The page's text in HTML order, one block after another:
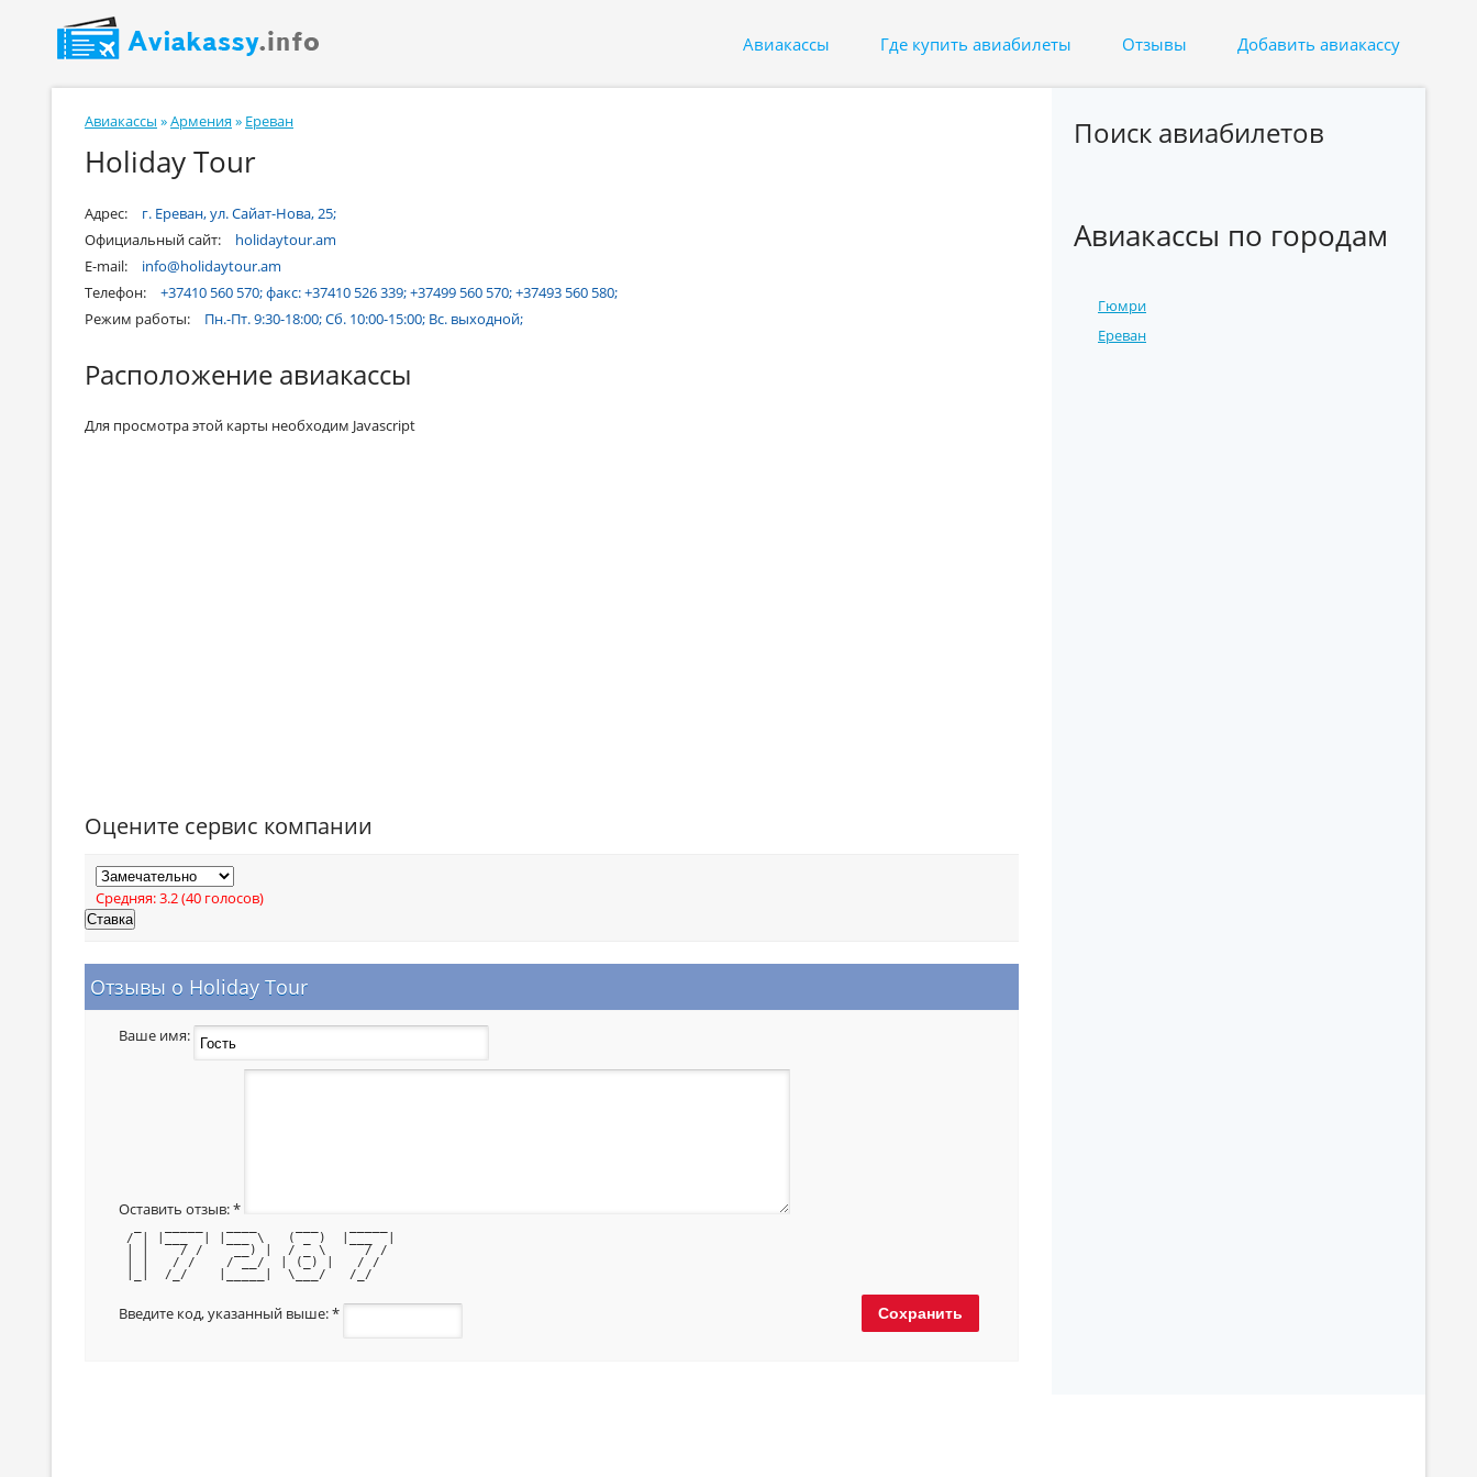
Авиакассы Где купить авиабилеты Отзывы Добавить авиакассу
Авиакассы »Армения» Ереван
Holiday Tour
Адрес:
г. Ереван, ул. Сайат-Нова, 25;
Официальный сайт:
holidaytour.am
E-mail:
info@holidaytour.am
Телефон:
+37410 560 570; факс: +37410 526 339; +37499 560 570; +37493 560 580;
Режим работы:
Пн.-Пт. 9:30-18:00; Сб. 10:00-15:00; Вс. выходной;
Расположение авиакассы
Для просмотра этой карты необходим Javascript
Оцените сервис компании
Средняя:3.2(40 голосов)
Отзывы о Holiday Tour
Ваше имя:
Оставить отзыв:*
/ | |___  | |___ \   ( _ )  |___  |
| |    / /    __) |  / _ \     / /
| |   / /    / __/  | (_) |   / /
|_|  /_/    |_____|  \___/   /_/
Введите код, указанный выше:*
Поиск авиабилетов
Авиакассы по городам
Гюмри
Ереван